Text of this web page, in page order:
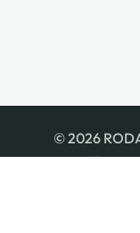
© 2026